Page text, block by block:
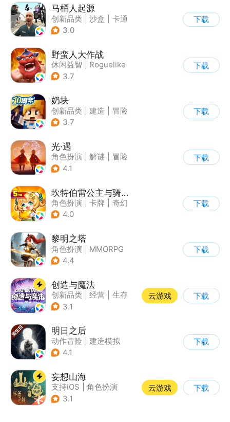
马桶人起源
创新品类 沙盒
卡通
| 建造
3.0
下载
野蛮人大作战
休闲益智
Roguelike
| 奇幻
3.7
下载
奶块
创新品类 建造
冒险
| 开放世界
3.7
下载
光·遇
角色扮演 解谜
冒险
| 开放世界
4.1
下载
坎特伯雷公主与骑士唤醒冠军之剑的奇幻冒险
角色扮演 卡牌
奇幻
| 剧情
4.0
下载
黎明之塔
角色扮演
MMORPG
| 奇幻
4.4
下载
创造与魔法
创新品类 经营
生存
| 开放世界
3.1
云游戏 下载
明日之后
动作冒险
建造模拟
| 丧尸
4.1
下载
妄想山海
支持iOS
角色扮演
| 店铺经营
3.1
云游戏 下载